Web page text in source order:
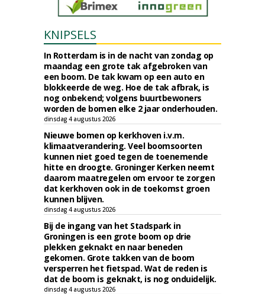
KNIPSELS
In Rotterdam is in de nacht van zondag op
maandag een grote tak afgebroken van
een boom. De tak kwam op een auto en
blokkeerde de weg. Hoe de tak afbrak, is
nog onbekend; volgens buurtbewoners
worden de bomen elke 2 jaar onderhouden.
dinsdag 4 augustus 2026
Nieuwe bomen op kerkhoven i.v.m.
klimaatverandering. Veel boomsoorten
kunnen niet goed tegen de toenemende
hitte en droogte. Groninger Kerken neemt
daarom maatregelen om ervoor te zorgen
dat kerkhoven ook in de toekomst groen
kunnen blijven.
dinsdag 4 augustus 2026
Bij de ingang van het Stadspark in
Groningen is een grote boom op drie
plekken geknakt en naar beneden
gekomen. Grote takken van de boom
versperren het fietspad. Wat de reden is
dat de boom is geknakt, is nog onduidelijk.
dinsdag 4 augustus 2026